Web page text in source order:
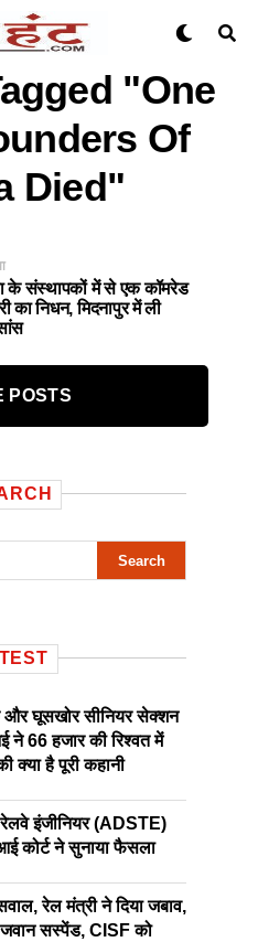
"one
Of
Died"
के संस्थापकों में से एक कॉमरेड
का निधन, मिदनापुर में ली
POSTS
घूसखोर सीनियर सेक्शन
ने 66 हजार की रिश्वत में
क्या है पूरी कहानी
रेलवे इंजीनियर (ADSTE)
कोर्ट ने सुनाया फैसला
रेल मंत्री ने दिया जबाव,
सस्पेंड, CISF को